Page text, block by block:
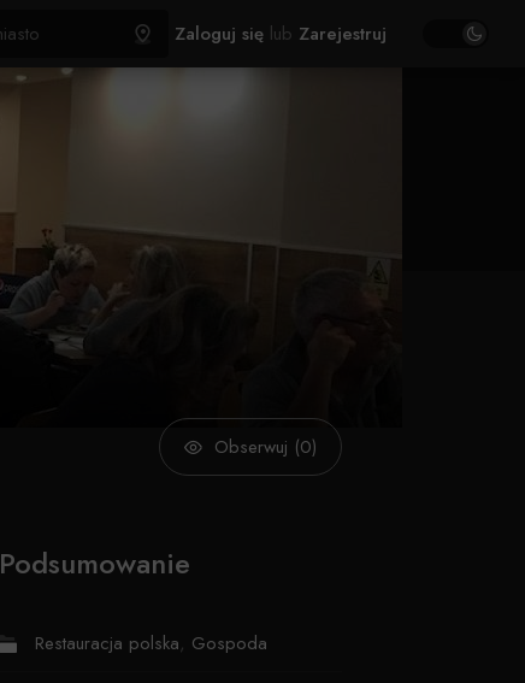
Zaloguj się lub Zarejestruj
Obserwuj (0)
Podsumowanie
Restauracja polska, Gospoda